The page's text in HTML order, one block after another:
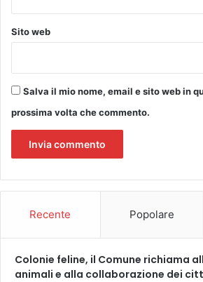
Sito web
Salva il mio nome, email e sito web in
prossima volta che commento.
Recente Popolare
Colonie feline, il Comune richiama
animali e alla collaborazione dei